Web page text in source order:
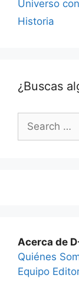
Universo
Historia
¿Buscas
for:
Acerca de
Quiénes
Equipo